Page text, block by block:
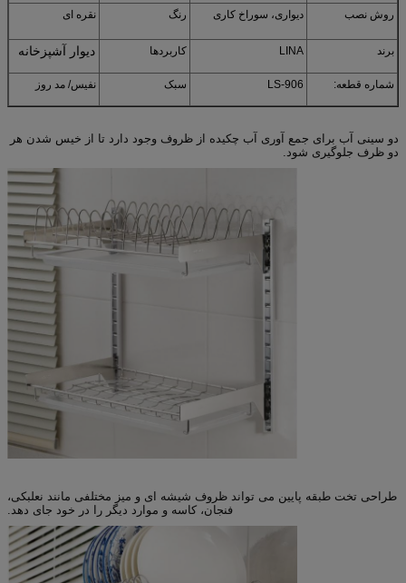
روش نصب دیواری، سوراخ کاری رنگ نقره ای
برند کاربردها دیوار آشپزخانه
شماره قطعه: سبک نفیس/ مد روز
دو سینی آب برای جمع آوری آب چکیده از ظروف وجود دارد تا از خیس شدن هر
دو ظرف جلوگیری شود.
طراحی تخت طبقه پایین می تواند ظروف شیشه ای و میز مختلفی مانند نعلبکی،
فنجان، کاسه و موارد دیگر را در خود جای دهد.